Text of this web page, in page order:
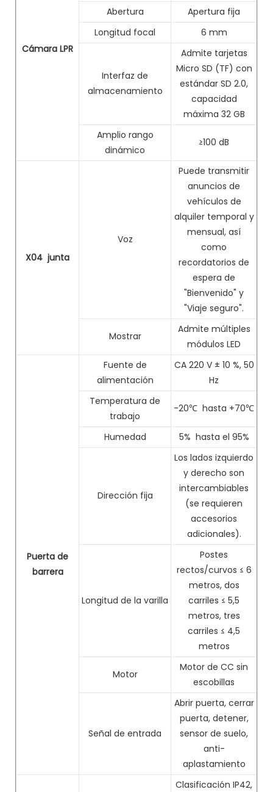
Cámara LPR
Abertura
Apertura fija
Longitud focal
6 mm
Interfaz de
almacenamiento
Admite tarjetas
Micro SD (TF) con
estándar SD 2.0,
capacidad
máxima 32 GB
Amplio rango
dinámico
≥100 dB
X04 junta
Voz
Puede transmitir
anuncios de
vehículos de
alquiler temporal y
mensual, así
como
recordatorios de
espera de
"Bienvenido" y
"Viaje seguro".
Mostrar
Admite múltiples
módulos LED
Puerta de
barrera
Fuente de
alimentación
CA 220 V ± 10 %, 50
Hz
Temperatura de
trabajo
-20℃ hasta +70℃
Humedad 5% hasta el 95%
Dirección fija
Los lados izquierdo
y derecho son
intercambiables
(se requieren
accesorios
adicionales).
Longitud de la varilla
Postes
rectos/curvos ≤ 6
metros, dos
carriles ≤ 5,5
metros, tres
carriles ≤ 4,5
metros
Motor
Motor de CC sin
escobillas
Señal de entrada
Abrir puerta, cerrar
puerta, detener,
sensor de suelo,
anti-
aplastamiento
Clasificación IP42,